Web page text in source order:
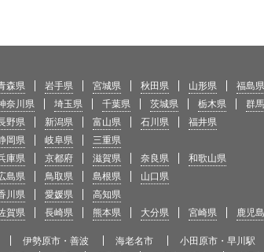
森県 岩手県 宮城県 秋田県 山形県 福島県
奈川県 埼玉県 千葉県 茨城県 栃木県 群
野県 新潟県 富山県 石川県 福井県
岡県 岐阜県 三重県
庫県 京都府 滋賀県 奈良県 和歌山県
島県 鳥取県 島根県 山口県
川県 愛媛県 高知県
賀県 長崎県 熊本県 大分県 宮崎県 鹿児
伊勢原市・善波 海老名市 小田原市・早川駅